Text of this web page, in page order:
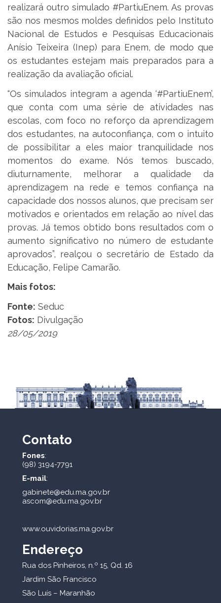
realizará outro simulado #PartiuEnem. As provas
são nos mesmos moldes definidos pelo Instituto
Nacional de Estudos e Pesquisas Educacionais
Anísio Teixeira (Inep) para Enem, de modo que
os estudantes estejam mais preparados para a
realização da avaliação oficial.
“Os simulados integram a agenda ‘#PartiuEnem’,
que conta com uma série de atividades nas
escolas, com foco no reforço da aprendizagem
dos estudantes, na autoconfiança, com o intuito
de possibilitar a eles maior tranquilidade nos
momentos do exame. Nós temos buscado,
diuturnamente, melhorar a qualidade da
aprendizagem na rede e temos confiança na
capacidade dos nossos alunos, que precisam ser
motivados e orientados em relação ao nível das
provas. Já temos obtido bons resultados com o
aumento significativo no número de estudante
aprovados”, realçou o secretário de Estado da
Educação, Felipe Camarão.
Mais fotos:
Fonte: Seduc
Fotos: Divulgação
28/05/2019
Contato
Fones:
(98) 3194-7791
E-mail:
gabinete@edu.ma.gov.br
ascom@edu.ma.gov.br
www.ouvidorias.ma.gov.br
Endereço
Rua dos Pinheiros, n.º 15, Qd. 16
Jardim São Francisco
São Luís – Maranhão